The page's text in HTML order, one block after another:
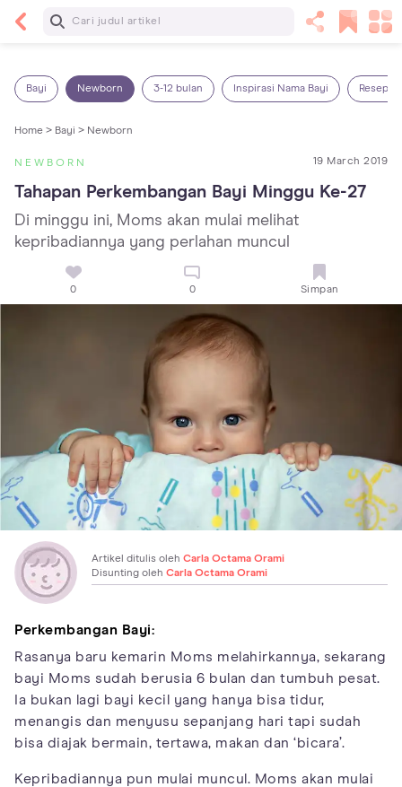
Baca Selanjutnya
Bayi Newborn 3-12 bulan Inspirasi Nama Bayi Resep
Home > Bayi > Newborn
NEWBORN 19 March 2019
Tahapan Perkembangan Bayi Minggu Ke-27
Di minggu ini, Moms akan mulai melihat
kepribadiannya yang perlahan muncul
0 0 Simpan
Artikel ditulis oleh Carla Octama Orami
Disunting oleh Carla Octama Orami
Perkembangan Bayi:
Rasanya baru kemarin Moms melahirkannya, sekarang
bayi Moms sudah berusia 6 bulan dan tumbuh pesat.
Ia bukan lagi bayi kecil yang hanya bisa tidur,
menangis dan menyusu sepanjang hari tapi sudah
bisa diajak bermain, tertawa, makan dan ‘bicara’.
Kepribadiannya pun mulai muncul. Moms akan mulai